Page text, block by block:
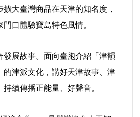
大臺灣商品在天津的知名度，
口體驗寶島特色風情。
發展故事。面向臺胞介紹「津韻
的津派文化，講好天津故事、津
續傳播正能量、好聲音。